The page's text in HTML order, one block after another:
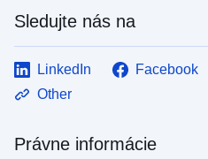
Sledujte nás na
LinkedIn Facebook
Other
Právne informácie